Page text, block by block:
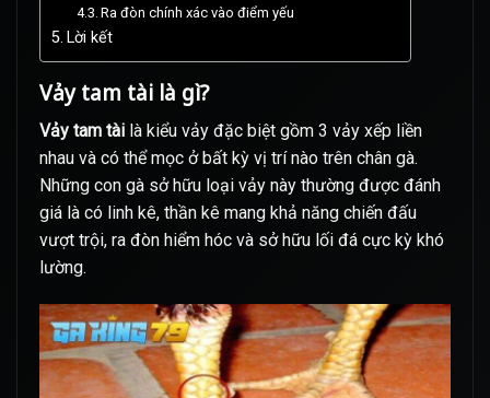
Ra đòn chính xác vào điểm yếu
Lời kết
Vảy tam tài là gì?
Vảy tam tài là kiểu vảy đặc biệt gồm 3 vảy xếp liền
nhau và có thể mọc ở bất kỳ vị trí nào trên chân gà.
Những con gà sở hữu loại vảy này thường được đánh
giá là có linh kê, thần kê mang khả năng chiến đấu
vượt trội, ra đòn hiểm hóc và sở hữu lối đá cực kỳ khó
lường.